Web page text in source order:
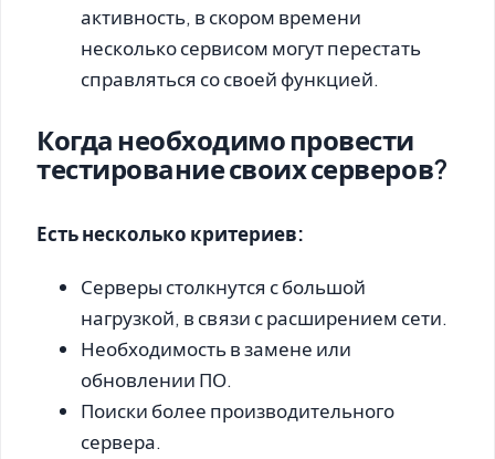
активность, в скором времени
несколько сервисом могут перестать
справляться со своей функцией.
Когда необходимо провести
тестирование своих серверов?
Есть несколько критериев:
Серверы столкнутся с большой
нагрузкой, в связи с расширением сети.
Необходимость в замене или
обновлении ПО.
Поиски более производительного
сервера.